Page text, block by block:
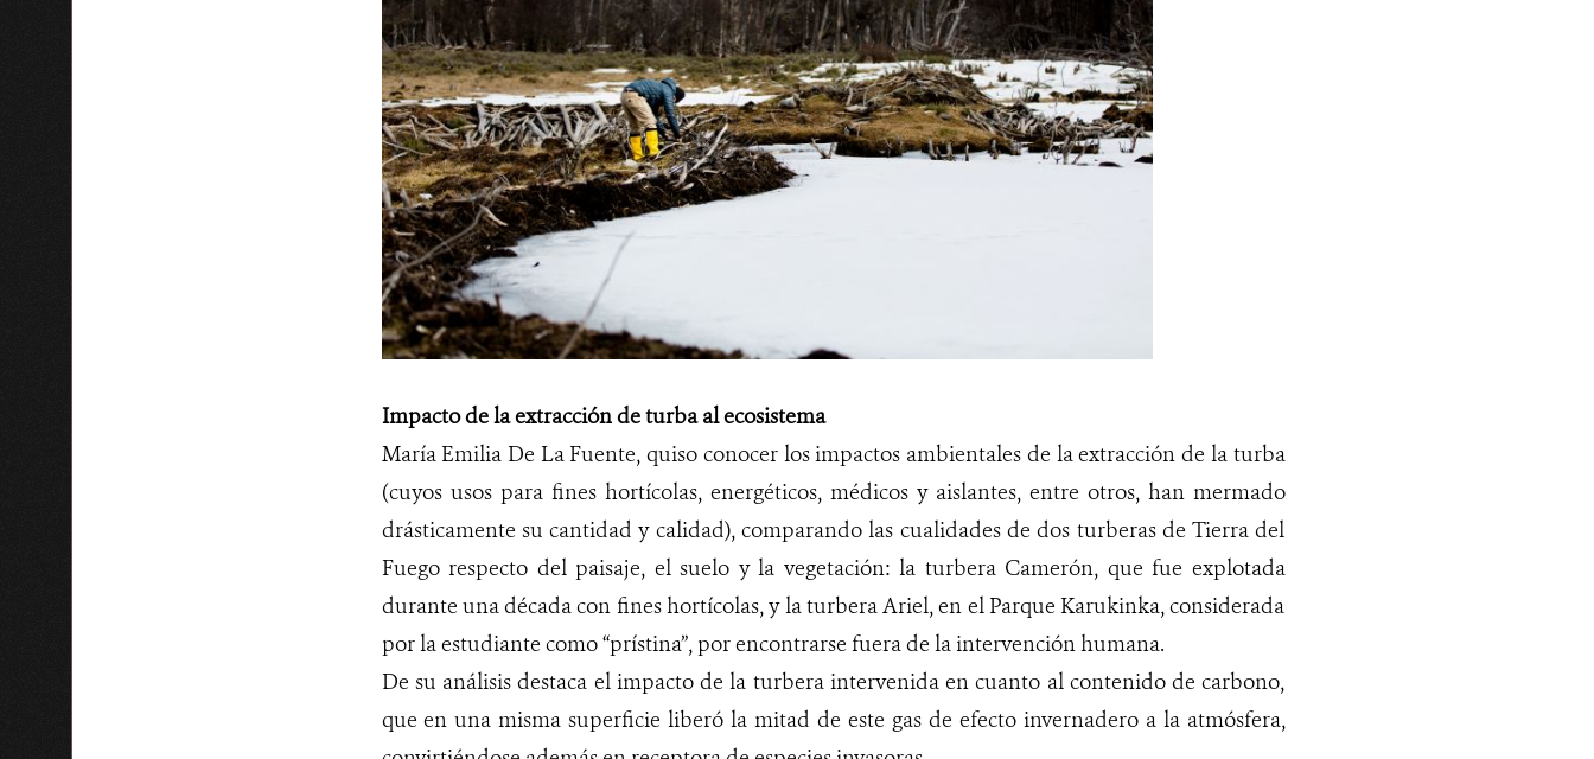
Impacto de la extracción de turba al ecosistema
María Emilia De La Fuente, quiso conocer los impactos ambientales de la extracción de la turba
(cuyos usos para fines hortícolas, energéticos, médicos y aislantes, entre otros, han mermado
drásticamente su cantidad y calidad), comparando las cualidades de dos turberas de Tierra del
Fuego respecto del paisaje, el suelo y la vegetación: la turbera Camerón, que fue explotada
durante una década con fines hortícolas, y la turbera Ariel, en el Parque Karukinka, considerada
por la estudiante como “prístina”, por encontrarse fuera de la intervención humana.
De su análisis destaca el impacto de la turbera intervenida en cuanto al contenido de carbono,
que en una misma superficie liberó la mitad de este gas de efecto invernadero a la atmósfera,